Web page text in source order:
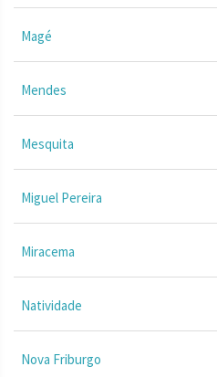
Magé
Mendes
Mesquita
Miguel Pereira
Miracema
Natividade
Nova Friburgo